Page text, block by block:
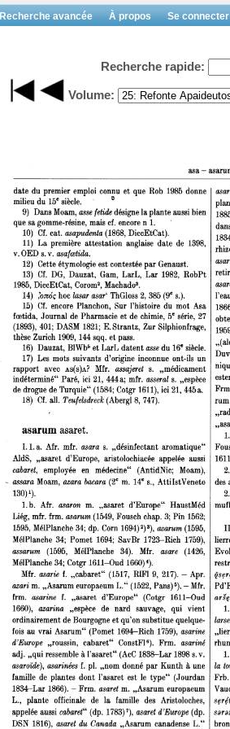
Recherche avancée À propos Se connecter
Recherche rapide:
Volume: